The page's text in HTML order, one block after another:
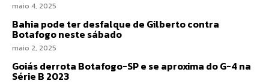
maio 4, 2025
Bahia pode ter desfalque de Gilberto contra
Botafogo neste sábado
maio 2, 2025
Goiás derrota Botafogo-SP e se aproxima do G-4 na
Série B 2023